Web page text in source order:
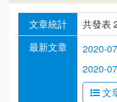
文章統計
共發表
最新文章
2020-
2020-
文